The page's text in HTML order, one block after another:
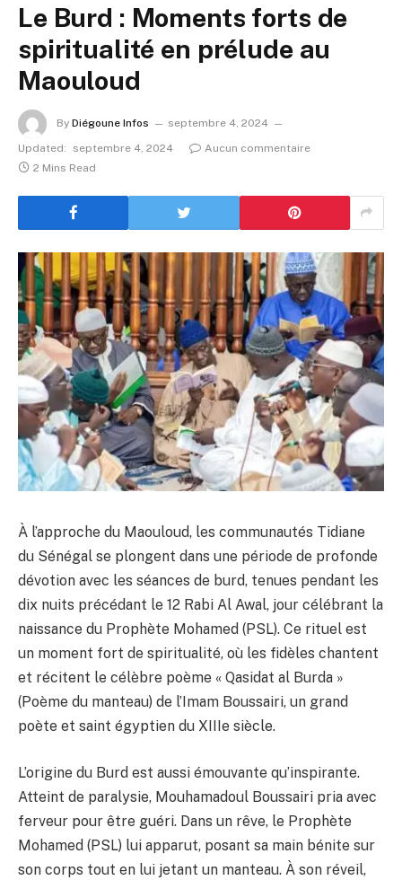
Le Burd : Moments forts de
spiritualité en prélude au
Maouloud
By Diégoune Infos
septembre 4, 2024
Updated:
septembre 4, 2024
Aucun commentaire
2 Mins Read
À l’approche du Maouloud, les communautés Tidiane
du Sénégal se plongent dans une période de profonde
dévotion avec les séances de burd, tenues pendant les
dix nuits précédant le 12 Rabi Al Awal, jour célébrant la
naissance du Prophète Mohamed (PSL). Ce rituel est
un moment fort de spiritualité, où les fidèles chantent
et récitent le célèbre poème « Qasidat al Burda »
(Poème du manteau) de l’Imam Boussairi, un grand
poète et saint égyptien du XIIIe siècle.
L’origine du Burd est aussi émouvante qu’inspirante.
Atteint de paralysie, Mouhamadoul Boussairi pria avec
ferveur pour être guéri. Dans un rêve, le Prophète
Mohamed (PSL) lui apparut, posant sa main bénite sur
son corps tout en lui jetant un manteau. À son réveil,